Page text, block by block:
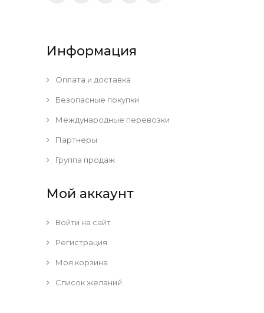
Информация
Оплата и доставка
Безопасные покупки
Международные перевозки
Партнеры
Группа продаж
Мой аккаунт
Войти на сайт
Регистрация
Моя корзина
Список желаний